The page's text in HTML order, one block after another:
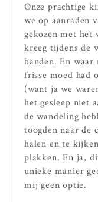
Onze prachtige
we op aanraden
gekozen met het
kreeg tijdens de
banden. En
frisse moed had
(want ja we
het gesleep niet
de wandeling
toogden naar de
halen en te
plakken. En ja,
unieke manier
mij geen optie.